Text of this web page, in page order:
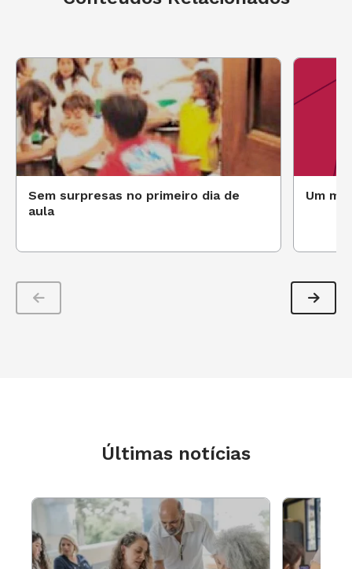
Sem surpresas no primeiro dia de
aula
Um
Últimas notícias